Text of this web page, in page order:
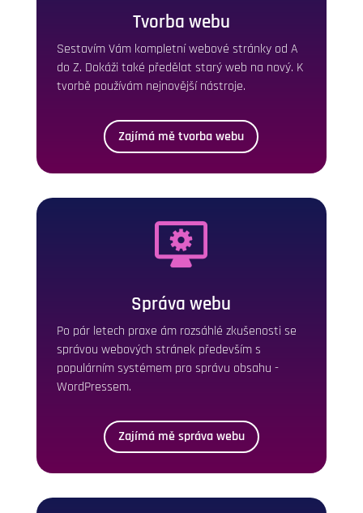
Tvorba webu
Sestavím Vám kompletní webové stránky od A
do Z. Dokáži také předělat starý web na nový. K
tvorbě používám nejnovější nástroje.
Zajímá mě tvorba webu
Správa webu
Po pár letech praxe ám rozsáhlé zkušenosti se
správou webových stránek především s
populárním systémem pro správu obsahu -
WordPressem.
Zajímá mě správa webu